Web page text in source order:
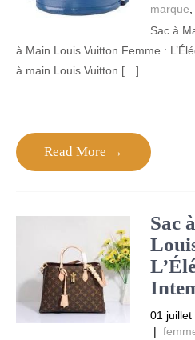
marque
Sac à
à Main Louis Vuitton Femme :
à main Louis Vuitton […]
Read More →
Sac
01 juillet
|